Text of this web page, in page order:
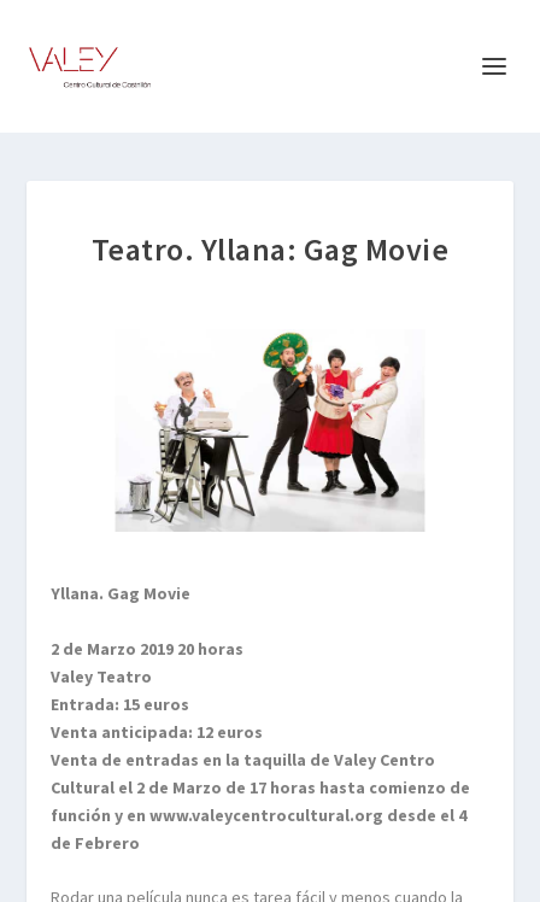
Teatro. Yllana: Gag Movie
Yllana. Gag Movie
2 de Marzo 2019 20 horas
Valey Teatro
Entrada: 15 euros
Venta anticipada: 12 euros
Venta de entradas en la taquilla de Valey Centro
Cultural el 2 de Marzo de 17 horas hasta comienzo de
función y en www.valeycentrocultural.org desde el 4
de Febrero
Rodar una película nunca es tarea fácil y menos cuando la